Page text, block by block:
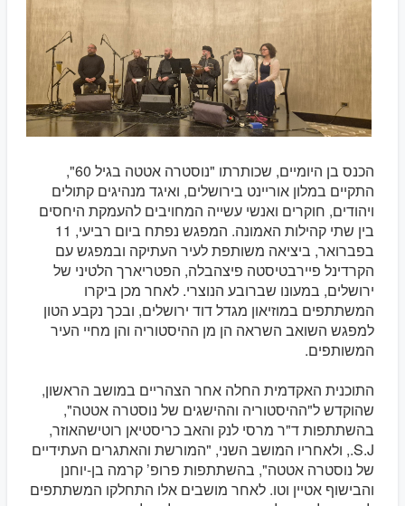
הכנס בן היומיים, שכותרתו "נוסטרה אטטה בגיל 60",
התקיים במלון אוריינט בירושלים, ואיגד מנהיגים קתולים
ויהודים, חוקרים ואנשי עשייה המחויבים להעמקת היחסים
בין שתי קהילות האמונה. המפגש נפתח ביום רביעי, 11
בפברואר, ביציאה משותפת לעיר העתיקה ובמפגש עם
הקרדינל פיירבטיסטה פיצהבלה, הפטריארך הלטיני של
ירושלים, במעונו שברובע הנוצרי. לאחר מכן ביקרו
המשתתפים במוזיאון מגדל דוד ירושלים, ובכך נקבע הטון
למפגש השואב השראה הן מן ההיסטוריה והן מחיי העיר
המשותפים.
התוכנית האקדמית החלה אחר הצהריים במושב הראשון,
שהוקדש ל"ההיסטוריה וההישגים של נוסטרה אטטה",
בהשתתפות ד"ר מרסי לנק והאב כריסטיאן רוטישהאוזר,
S.J., ולאחריו המושב השני, "המורשת והאתגרים העתידיים
של נוסטרה אטטה", בהשתתפות פרופ’ קרמה בן-יוחנן
והבישוף אטיין וטו. לאחר מושבים אלו התחלקו המשתתפים